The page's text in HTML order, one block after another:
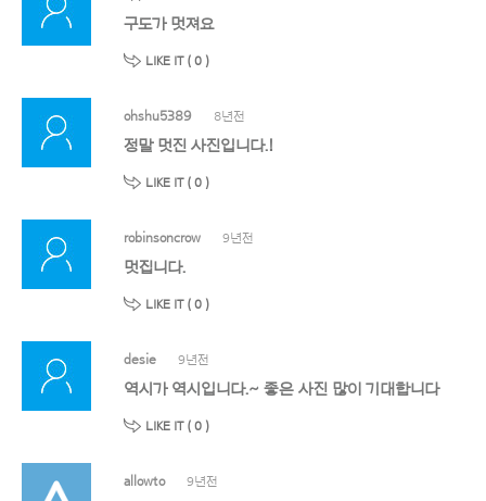
구도가 멋져요
LIKE IT ( 0 )
ohshu5389 8년전
정말 멋진 사진입니다.!
LIKE IT ( 0 )
robinsoncrow 9년전
멋집니다.
LIKE IT ( 0 )
desie 9년전
역시가 역시입니다.~ 좋은 사진 많이 기대합니다
LIKE IT ( 0 )
allowto 9년전